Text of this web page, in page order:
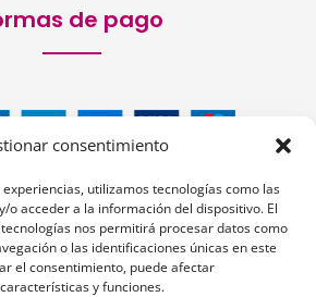
consentimiento
utilizamos tecnologías como las
o acceder a la información del dispositivo. El
nos permitirá procesar datos como
o las identificaciones únicas en este
el consentimiento, puede afectar
y funciones.
de pago
Siguenos: